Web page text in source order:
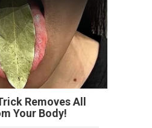
Removes All
Your Body!